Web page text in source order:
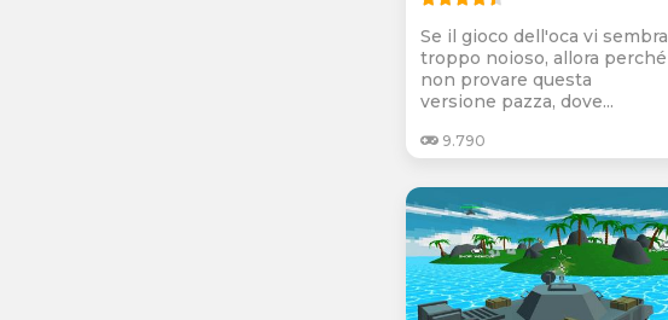
Se il gioco dell'oca vi sembra
troppo noioso, allora perché
non provare questa
versione pazza, dove...
9.790